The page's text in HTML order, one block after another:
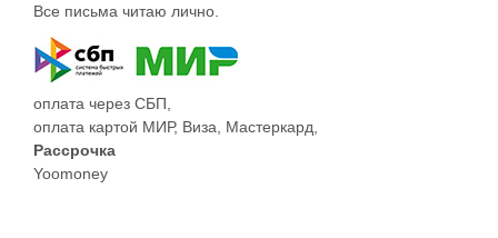
Все письма читаю лично.
оплата через СБП,
оплата картой МИР, Виза, Мастеркард,
Рассрочка
Yoomoney